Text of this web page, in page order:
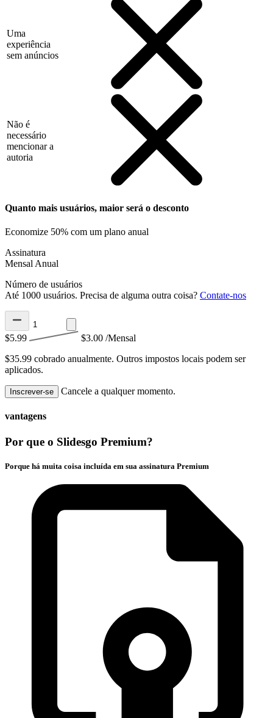
Uma
experiência
sem anúncios
Não é
necessário
mencionar a
autoria
Quanto mais usuários, maior será o desconto
Economize 50% com um plano anual
Assinatura
Mensal Anual
Número de usuários
Até 1000 usuários. Precisa de alguma outra coisa? Contate-nos
$5.99 $3.00 /Mensal
$35.99 cobrado anualmente. Outros impostos locais podem ser
aplicados.
Inscrever-se Cancele a qualquer momento.
vantagens
Por que o Slidesgo Premium?
Porque há muita coisa incluída em sua assinatura Premium